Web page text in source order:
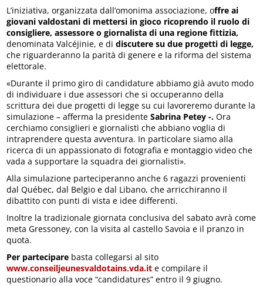
L’iniziativa, organizzata dall’omonima associazione, offre ai
giovani valdostani di mettersi in gioco ricoprendo il ruolo di
consigliere, assessore o giornalista di una regione fittizia,
denominata Valcéjinie, e didiscutere su due progetti di legge,
che riguarderanno la parità di genere e la riforma del sistema
elettorale.
«Durante il primo giro di candidature abbiamo già avuto modo
di individuare i due assessori che si occuperanno della
scrittura dei due progetti di legge su cui lavoreremo durante la
simulazione – afferma la presidenteSabrina Petey -.Ora
cerchiamo consiglieri e giornalisti che abbiano voglia di
intraprendere questa avventura. In particolare siamo alla
ricerca di un appassionato di fotografia e montaggio video che
vada a supportare la squadra dei giornalisti».
Alla simulazione parteciperanno anche 6 ragazzi provenienti
dal Québec, dal Belgio e dal Libano, che arricchiranno il
dibattito con punti di vista e idee differenti.
Inoltre la tradizionale giornata conclusiva del sabato avrà come
meta Gressoney, con la visita al castello Savoia e il pranzo in
quota.
Per partecipare basta collegarsi al sito
www.conseiljeunesvaldotains.vda.it e compilare il
questionario alla voce “candidatures” entro il 9 giugno.